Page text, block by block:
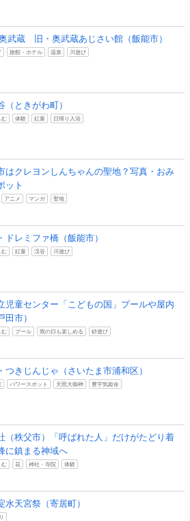
武蔵 旧・奥武蔵あじさい館（飯能市）
旅館・ホテル 温泉 川遊び
（ときがわ町）
む 体験 紅葉 日帰り入浴
はクレヨンしんちゃんの聖地？写真・おみ
ット
アニメ マンガ 聖地
ドレミファ橋（飯能市）
む 紅葉 渓谷 川遊び
児童センター「こどもの国」プールや屋内
田市）
む プール 雨の日も楽しめる 砂遊び
つきじんじゃ（さいたま市浦和区）
パワースポット 天照大御神 豊宇気姫命
（秩父市）「呼ばれた人」だけがたどり着
に鎮まる神域へ
む 花 神社・寺院 体験
水天宮祭（寄居町）